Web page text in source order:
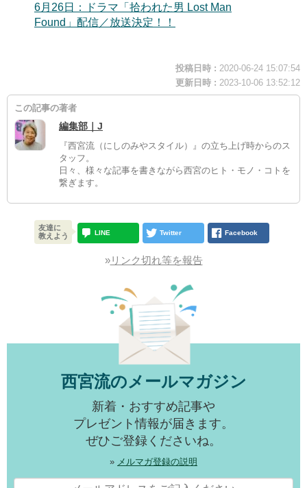
6月26日：ドラマ「拾われた男 Lost Man
Found」配信／放送決定！！
投稿日時 : 2020-06-24 15:07:54
更新日時 : 2023-10-06 13:52:12
この記事の著者
編集部｜J
『西宮流（にしのみやスタイル）』の立ち上げ時からのス
タッフ。
日々、様々な記事を書きながら西宮のヒト・モノ・コトを
繋ぎます。
友達に
教えよう
LINE Twitter Facebook
»リンク切れ等を報告
西宮流のメールマガジン
新着・おすすめ記事や
プレゼント情報が届きます。
ぜひご登録くださいね。
» メルマガ登録の説明